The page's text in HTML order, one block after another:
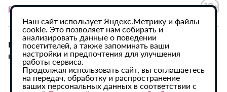
Политика в отношении обработки персональных данных
При использовании материалов сайта активная
гиперссылка на ИА «Регион 64» обязательна.
Наш сайт использует Яндекс.Метрику и файлы
cookie. Это позволяет нам собирать и
анализировать данные о поведении
посетителей, а также запоминать ваши
настройки и предпочтения для улучшения
работы сервиса.
Продолжая использовать сайт, вы соглашаетесь
на передач, обработку и распространение
ваших персональных данных в соответствии с